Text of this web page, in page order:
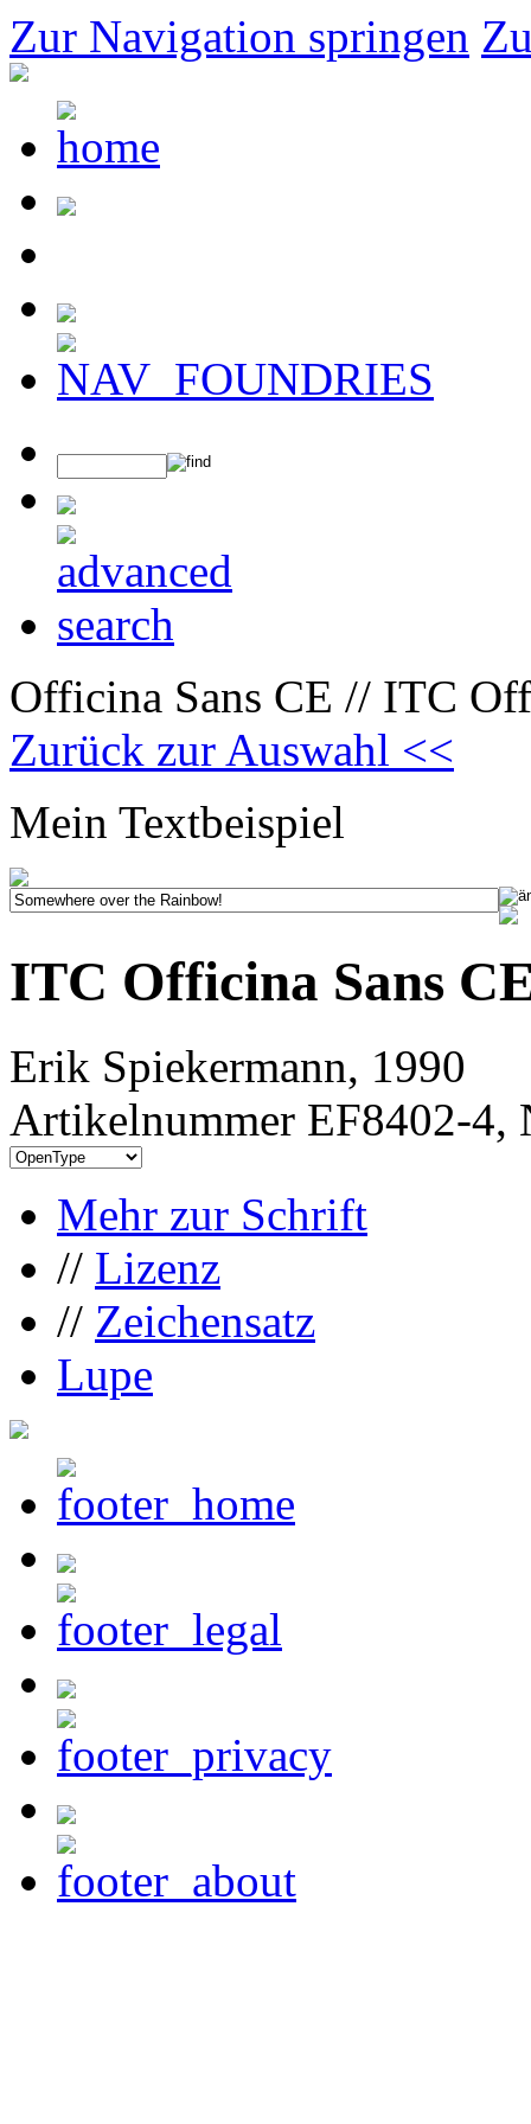
Zur Navigation springen
Officina Sans CE // ITC
Zurück zur Auswahl <<
Mein Textbeispiel
ITC Officina Sans
Erik Spiekermann, 1990
Artikelnummer EF8402-4,
Mehr zur Schrift
// Lizenz
// Zeichensatz
Lupe